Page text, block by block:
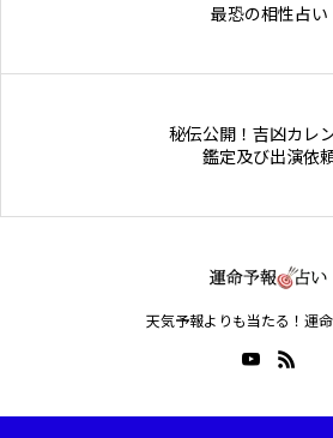
最恐の相性占い
秘伝公開！吉凶カレ
鑑定及び出演依
天気予報よりも当たる！運